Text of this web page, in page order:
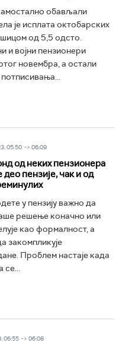
обављали
је исплата октобарских
од 5,5 одсто.
и војни пензионери
новембра, а остали
05:50 -> 06:09
од неких пензионера
део пензије, чак и од
у пензију важно да
решење коначно или
као формалност, а
закомпликује
Проблем настаје када
се...
06:55 -> 06:08